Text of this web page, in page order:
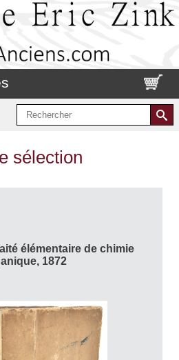
sélection
élémentaire de chimie
1872